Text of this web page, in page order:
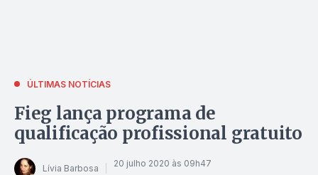
ÚLTIMAS NOTÍCIAS
Fieg lança programa de
qualificação profissional gratuito
Lívia Barbosa 20 julho 2020 às 09h47